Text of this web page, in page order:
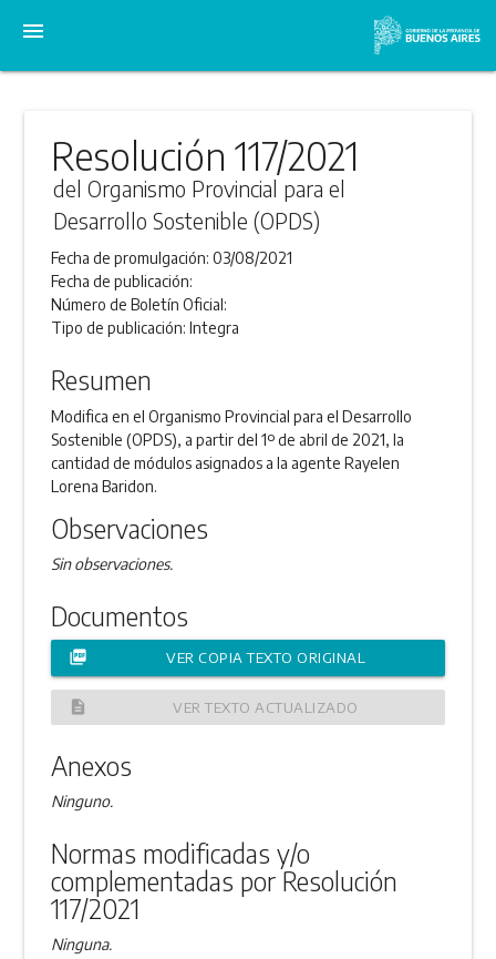
menu
Resolución 117/2021
del Organismo Provincial para el
Desarrollo Sostenible (OPDS)
Fecha de promulgación:03/08/2021
Fecha de publicación:
Número de Boletín Oficial:
Tipo de publicación:Integra
Resumen
Modifica en el Organismo Provincial para el Desarrollo
Sostenible (OPDS), a partir del 1º de abril de 2021, la
cantidad de módulos asignados a la agente Rayelen
Lorena Baridon.
Observaciones
Sin observaciones.
Documentos
picture_as_pdf VER COPIA TEXTO ORIGINAL
description VER TEXTO ACTUALIZADO
Anexos
Ninguno.
Normas modificadas y/o
complementadas por Resolución
117/2021
Ninguna.